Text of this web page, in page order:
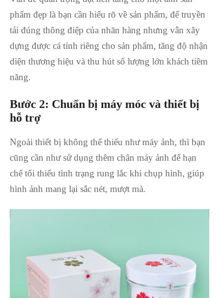
phẩm đẹp là bạn cần hiểu rõ về sản phẩm, để truyền
tải đúng thông điệp của nhãn hàng nhưng vẫn xây
dựng được cá tính riêng cho sản phẩm, tăng độ nhận
diện thương hiệu và thu hút số lượng lớn khách tiềm
năng.
Bước 2: Chuẩn bị máy móc và thiết bị
hỗ trợ
Ngoài thiết bị không thể thiếu như máy ảnh, thì bạn
cũng cần như sử dụng thêm chân máy ảnh để hạn
chế tối thiểu tình trạng rung lắc khi chụp hình, giúp
hình ảnh mang lại sắc nét, mượt mà.